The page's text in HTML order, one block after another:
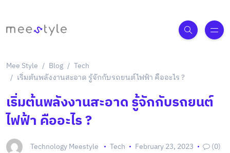
Mee Style Blog
Tech
เริ่มต้นพลังงานสะอาด รู้จักกับรถยนต์ไฟฟ้า คืออะไร ?
เริ่มต้นพลังงานสะอาด รู้จักกับรถยนต์
ไฟฟ้า คืออะไร ?
Technology Meestyle Tech February 23, 2023 (0)